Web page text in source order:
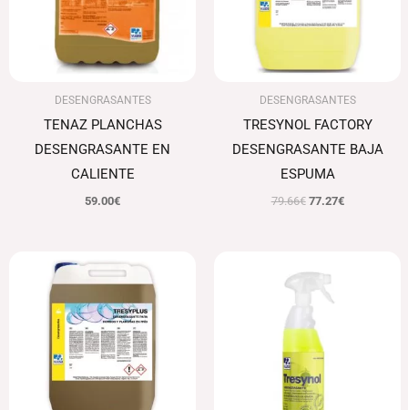
DESENGRASANTES
TENAZ PLANCHAS
DESENGRASANTE EN
CALIENTE
59.00€
DESENGRASANTES
TRESYNOL FACTORY
DESENGRASANTE BAJA
ESPUMA
79.66€ 77.27€
precio
original
era:
83.05€.
precio
actual
es:
80.56€.